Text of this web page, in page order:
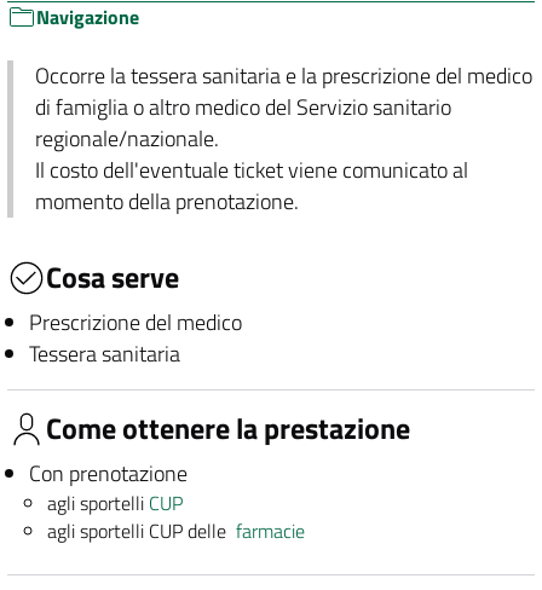
Navigazione
Occorre la tessera sanitaria e la prescrizione del medico
di famiglia o altro medico del Servizio sanitario
regionale/nazionale.
Il costo dell'eventuale ticket viene comunicato al
momento della prenotazione.
Cosa serve
Prescrizione del medico
Tessera sanitaria
Come ottenere la prestazione
Con prenotazione
agli sportelli CUP
agli sportelli CUP dellefarmacie